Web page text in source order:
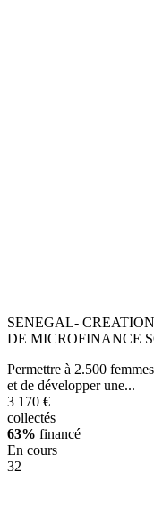
SENEGAL-
DE MICROFINANCE
Permettre à 2.500
et de développer une...
3 170 €
collectés
63% financé
En cours
32